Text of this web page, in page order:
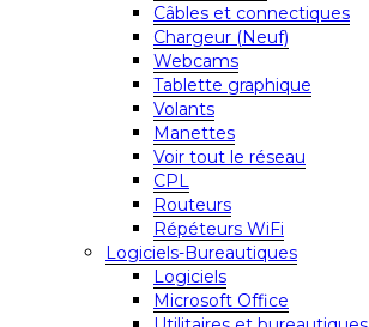
Câbles et connectiques
Chargeur (Neuf)
Webcams
Tablette graphique
Volants
Manettes
Voir tout le réseau
CPL
Routeurs
Répéteurs WiFi
Logiciels-Bureautiques
Logiciels
Microsoft Office